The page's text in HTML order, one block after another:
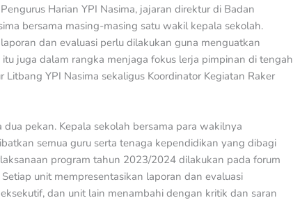
Harian YPI Nasima, jajaran direktur di Badan
bersama masing-masing satu wakil kepala sekolah.
dan evaluasi perlu dilakukan guna menguatkan
juga dalam rangka menjaga fokus lerja pimpinan di tengah
YPI Nasima sekaligus Koordinator Kegiatan Raker
pekan. Kepala sekolah bersama para wakilnya
semua guru serta tenaga kependidikan yang dibagi
program tahun 2023/2024 dilakukan pada forum
unit mempresentasikan laporan dan evaluasi
dan unit lain menambahi dengan kritik dan saran